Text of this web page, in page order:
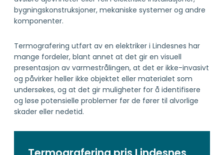
bygningskonstruksjoner, mekaniske systemer og andre
komponenter.
Termografering utført av en elektriker i Lindesnes har
mange fordeler, blant annet at det gir en visuell
presentasjon av varmestrålingen, at det er ikke-invasivt
og påvirker heller ikke objektet eller materialet som
undersøkes, og at det gir muligheter for å identifisere
og løse potensielle problemer før de fører til alvorlige
skader eller nedetid.